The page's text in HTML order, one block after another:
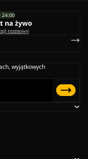
24:00
na żywo
rozmowę
wyjątkowych